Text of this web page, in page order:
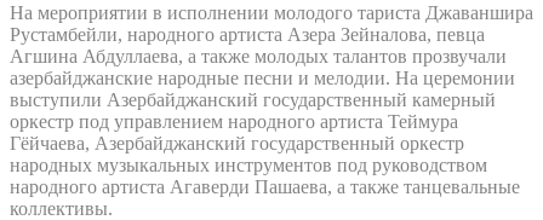
На мероприятии в исполнении молодого тариста Джаваншира
Рустамбейли, народного артиста Азера Зейналова, певца
Агшина Абдуллаева, а также молодых талантов прозвучали
азербайджанские народные песни и мелодии. На церемонии
выступили Азербайджанский государственный камерный
оркестр под управлением народного артиста Теймура
Гёйчаева, Азербайджанский государственный оркестр
народных музыкальных инструментов под руководством
народного артиста Агаверди Пашаева, а также танцевальные
коллективы.